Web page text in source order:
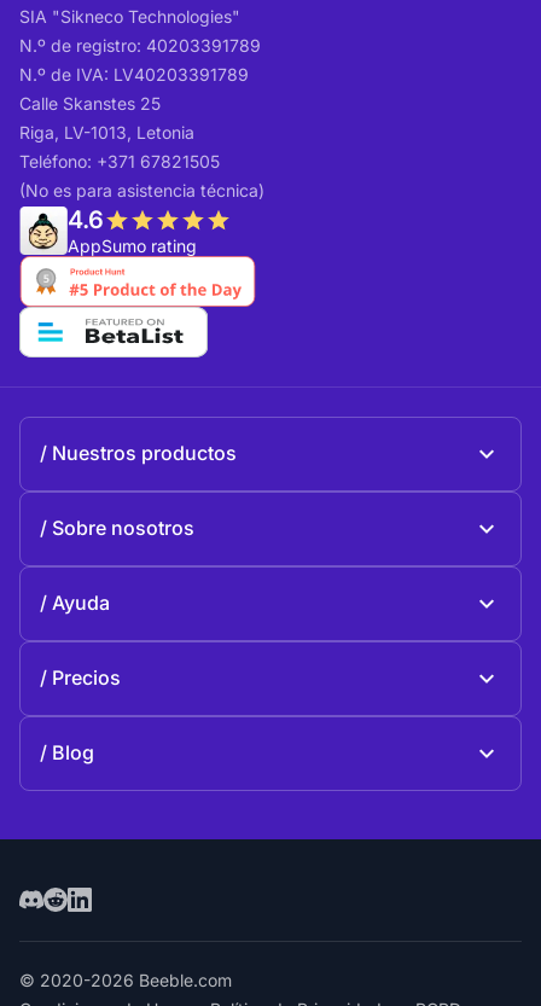
SIA "Sikneco Technologies"
N.º de registro: 40203391789
N.º de IVA: LV40203391789
Calle Skanstes 25
Riga, LV-1013, Letonia
Teléfono: +371 67821505
(No es para asistencia técnica)
4.6
AppSumo rating
Nuestros productos
Sobre nosotros
Historia
Ayuda
Contactos
Precios
Blog
© 2020-2026 Beeble.com